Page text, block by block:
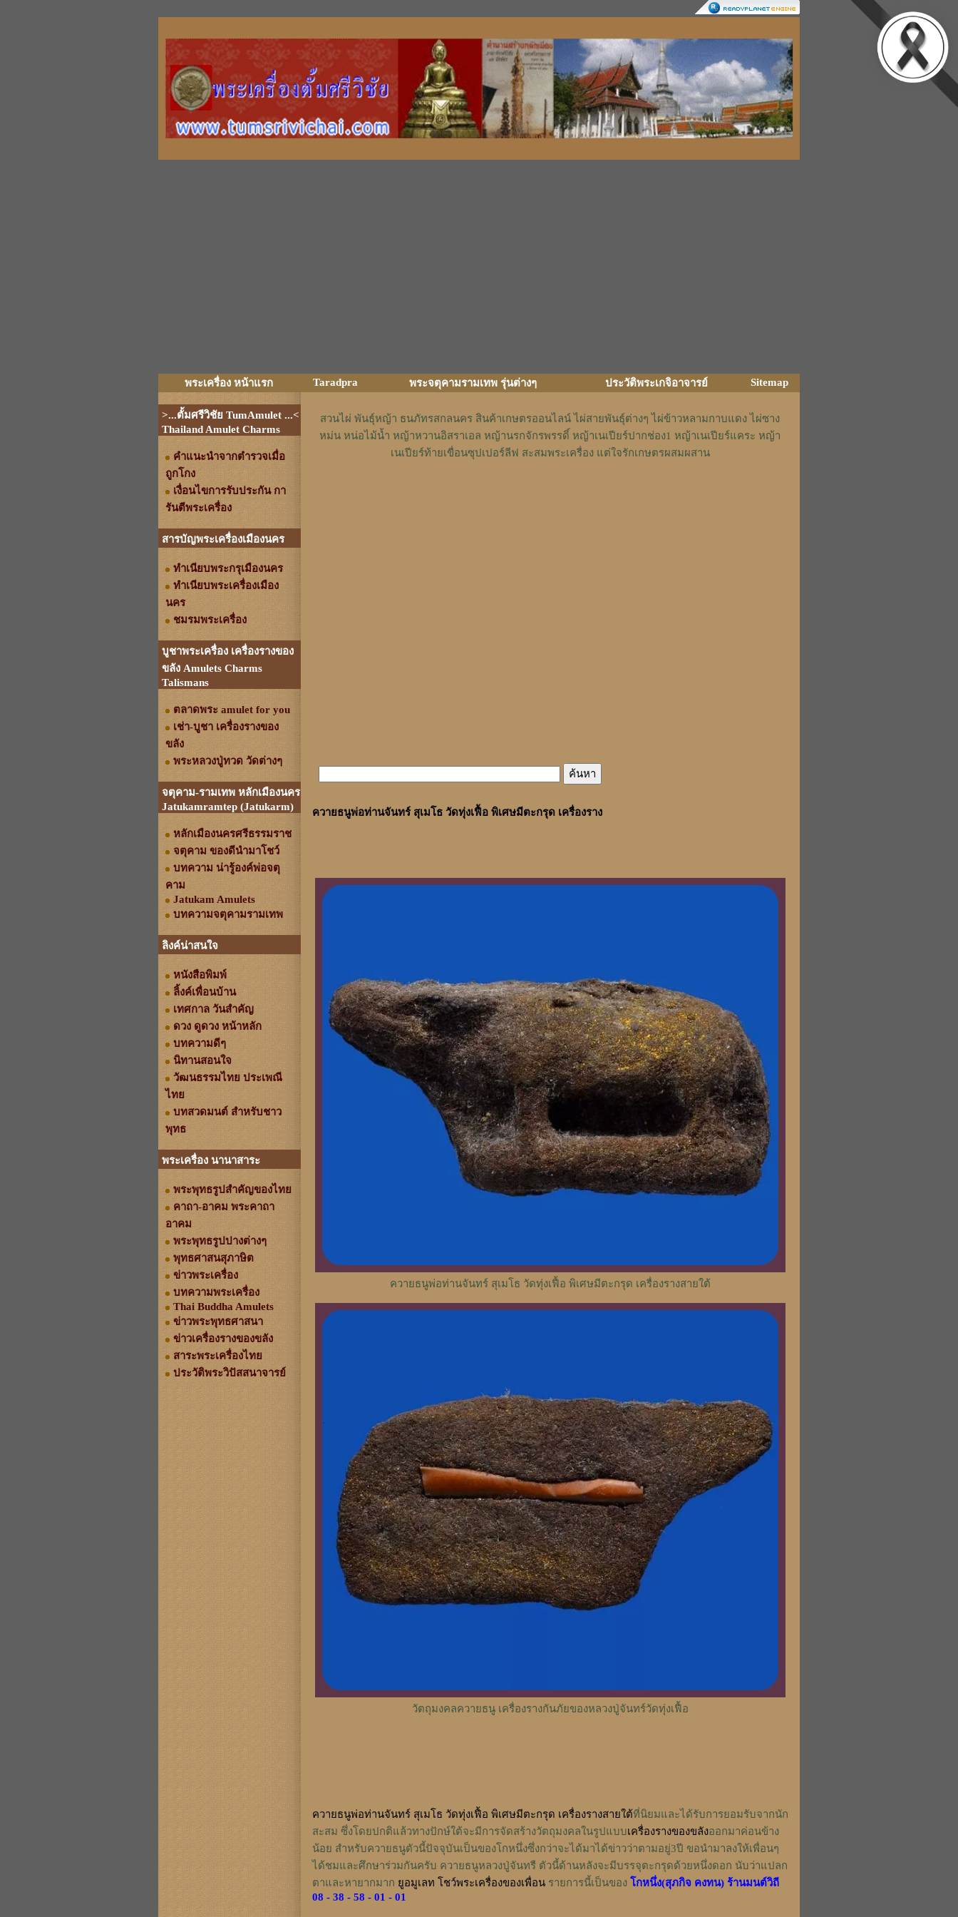
พระเครื่อง หน้าแรก Taradpra พระจตุคามรามเทพ รุ่นต่างๆ ประวัติพระเกจิอาจารย์ Sitemap
>...ตั้มศรีวิชัย TumAmulet ...<
Thailand Amulet Charms
คำแนะนำจากตำรวจเมื่อ
ถูกโกง
เงื่อนไขการรับประกัน กา
รันตีพระเครื่อง
สารบัญพระเครื่องเมืองนคร
ทำเนียบพระกรุเมืองนคร
ทำเนียบพระเครื่องเมือง
นคร
ชมรมพระเครื่อง
บูชาพระเครื่อง เครื่องรางของ
ขลัง Amulets Charms
Talismans
ตลาดพระ amulet for you
เช่า-บูชา เครื่องรางของ
ขลัง
พระหลวงปู่ทวด วัดต่างๆ
จตุคาม-รามเทพ หลักเมืองนคร
Jatukamramtep (Jatukarm)
หลักเมืองนครศรีธรรมราช
จตุคาม ของดีนำมาโชว์
บทความ น่ารู้องค์พ่อจตุ
คาม
Jatukam Amulets
บทความจตุคามรามเทพ
ลิงค์น่าสนใจ
หนังสือพิมพ์
ลิ้งค์เพื่อนบ้าน
เทศกาล วันสำคัญ
ดวง ดูดวง หน้าหลัก
บทความดีๆ
นิทานสอนใจ
วัฒนธรรมไทย ประเพณี
ไทย
บทสวดมนต์ สำหรับชาว
พุทธ
พระเครื่อง นานาสาระ
พระพุทธรูปสำคัญของไทย
คาถา-อาคม พระคาถา
อาคม
พระพุทธรูปปางต่างๆ
พุทธศาสนสุภาษิต
ข่าวพระเครื่อง
บทความพระเครื่อง
Thai Buddha Amulets
ข่าวพระพุทธศาสนา
ข่าวเครื่องรางของขลัง
สาระพระเครื่องไทย
ประวัติพระวิปัสสนาจารย์
สวนไผ่ พันธุ์หญ้า ธนภัทรสกลนคร สินค้าเกษตรออนไลน์ ไผ่สายพันธุ์ต่างๆ ไผ่ข้าวหลามกาบแดง ไผ่ซาง
หม่น หน่อไม้น้ำ หญ้าหวานอิสราเอล หญ้านรกจักรพรรดิ์ หญ้าเนเปียร์ปากช่อง1 หญ้าเนเปียร์แคระ หญ้า
เนเปียร์ท้ายเขื่อนซุปเปอร์ลีฟ สะสมพระเครื่อง แต่ใจรักเกษตรผสมผสาน
ควายธนูพ่อท่านจันทร์ สุเมโธ วัดทุ่งเฟื้อ พิเศษมีตะกรุด เครื่องราง
ควายธนูพ่อท่านจันทร์ สุเมโธ วัดทุ่งเฟื้อ พิเศษมีตะกรุด เครื่องรางสายใต้
วัตถุมงคลควายธนู เครื่องรางกันภัยของหลวงปู่จันทร์วัดทุ่งเฟื้อ
ควายธนูพ่อท่านจันทร์ สุเมโธ วัดทุ่งเฟื้อ พิเศษมีตะกรุด เครื่องรางสายใต้ที่นิยมและได้รับการยอมรับจากนัก
สะสม ซึ่งโดยปกติแล้วทางปักษ์ใต้จะมีการจัดสร้างวัตถุมงคลในรูปแบบเครื่องรางของขลังออกมาค่อนข้าง
น้อย สำหรับควายธนูตัวนี้ปัจจุบันเป็นของโกหนึ่งซึ่งกว่าจะได้มาได้ข่าวว่าตามอยู่3ปี ขอนำมาลงให้เพื่อนๆ
ได้ชมและศึกษาร่วมกันครับ ควายธนูหลวงปู่จันทรื ตัวนี้ด้านหลังจะมีบรรจุตะกรุดด้วยหนึ่งดอก นับว่าแปลก
ตาและหายากมาก ยูอมูเลท โชว์พระเครื่องของเพื่อนรายการนี้เป็นของ โกหนึ่ง(สุภกิจ คงทน) ร้านมนต์วิถี
08 - 38 - 58 - 01 - 01